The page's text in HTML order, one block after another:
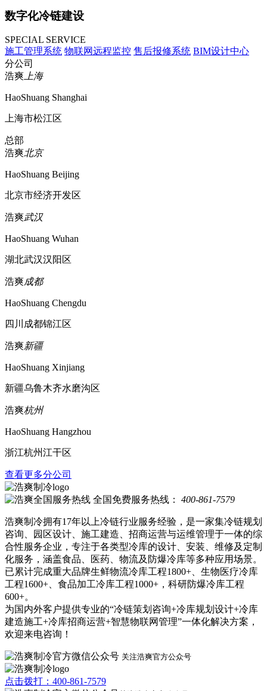
数字化冷链建设
SPECIAL SERVICE
施工管理系统 物联网远程监控 售后报修系统 BIM设计中心
分公司
浩爽上海
HaoShuang Shanghai
上海市松江区
总部
浩爽北京
HaoShuang Beijing
北京市经济开发区
浩爽武汉
HaoShuang Wuhan
湖北武汉汉阳区
浩爽成都
HaoShuang Chengdu
四川成都锦江区
浩爽新疆
HaoShuang Xinjiang
新疆乌鲁木齐水磨沟区
浩爽杭州
HaoShuang Hangzhou
浙江杭州江干区
查看更多分公司
全国免费服务热线： 400-861-7579
浩爽制冷拥有17年以上冷链行业服务经验，是一家集冷链规划
咨询、园区设计、施工建造、招商运营与运维管理于一体的综
合性服务企业，专注于各类型冷库的设计、安装、维修及定制
化服务，涵盖食品、医药、物流及防爆冷库等多种应用场景。
已累计完成重大品牌生鲜物流冷库工程1800+、生物医疗冷库
工程1600+、食品加工冷库工程1000+，科研防爆冷库工程
600+。
为国内外客户提供专业的“冷链策划咨询+冷库规划设计+冷库
建造施工+冷库招商运营+智慧物联网管理”一体化解决方案，
欢迎来电咨询！
关注浩爽官方公众号
点击拨打：400-861-7579